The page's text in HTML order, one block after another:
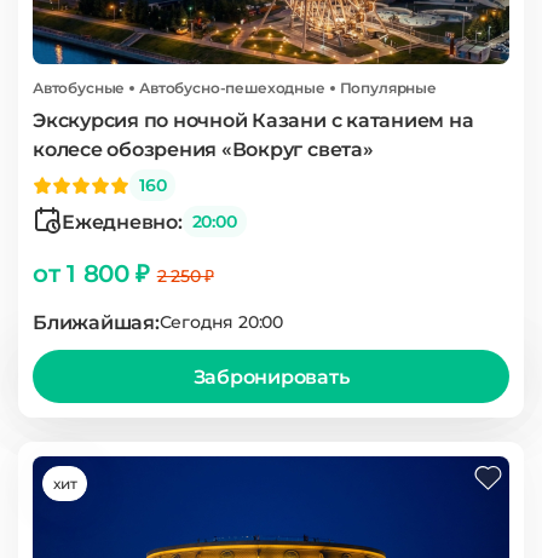
Автобусные Автобусно-пешеходные Популярные
Экскурсия по ночной Казани с катанием на
колесе обозрения «Вокруг света»
160
Ежедневно: 20:00
от 1 800 ₽2 250 ₽
Ближайшая:Сегодня 20:00
Забронировать
хит